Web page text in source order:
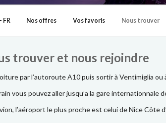
FR Nos offres Vos favoris Nous trouver
trouver et nous rejoindre
par l’autoroute A10 puis sortir à Ventimiglia ou
vous pouvez aller jusqu’a la gare internationnale
l’aéroport le plus proche est celui de Nice Côte